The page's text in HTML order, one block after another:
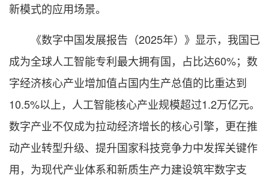
新模式的应用场景。
《数字中国发展报告（2025年）》显示，我国已
成为全球人工智能专利最大拥有国，占比达60%；数
字经济核心产业增加值占国内生产总值的比重达到
10.5%以上，人工智能核心产业规模超过1.2万亿元。
数字产业不仅成为拉动经济增长的核心引擎，更在推
动产业转型升级、提升国家科技竞争力中发挥关键作
用，为现代产业体系和新质生产力建设筑牢数字支